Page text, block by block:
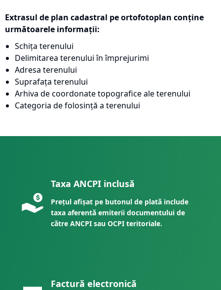
Extrasul de plan cadastral pe ortofotoplan conține
următoarele informații:
Schița terenului
Delimitarea terenului în împrejurimi
Adresa terenului
Suprafața terenului
Arhiva de coordonate topografice ale terenului
Categoria de folosință a terenului
Taxa ANCPI inclusă
Prețul afișat pe butonul de plată include
taxa aferentă emiterii documentului de
către ANCPI sau OCPI teritoriale.
Factură electronică